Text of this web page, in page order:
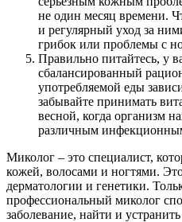
не один месяц времени.
и регулярный уход за
грибок или проблемы с
Правильно питайтесь, у
сбалансированный
употребляемой еды
забывайте принимать
весной, когда организм
различным
Миколог – это специалист,
кожей, волосами и ногтями.
дерматологии и генетики.
профессиональный миколог
заболевание, найти и